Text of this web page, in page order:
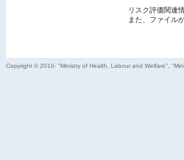
リスク評価関連
また、ファイル
Copyright © 2010- "Ministry of Health, Labour and Welfare",